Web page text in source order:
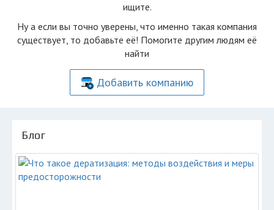
ищите.
Ну а если вы точно уверены, что именно такая компания
существует, то добавьте её! Помогите другим людям её
найти
Добавить компанию
Блог